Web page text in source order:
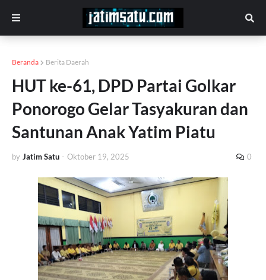
Beranda Berita Daerah
HUT ke-61, DPD Partai Golkar
Ponorogo Gelar Tasyakuran dan
Santunan Anak Yatim Piatu
by Jatim Satu - Oktober 19, 2025 0